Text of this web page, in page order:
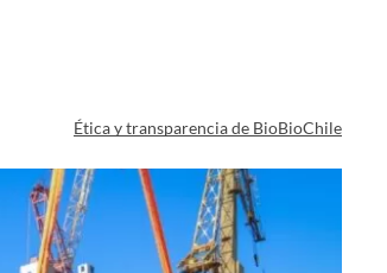
Ética y transparencia de BioBioChile